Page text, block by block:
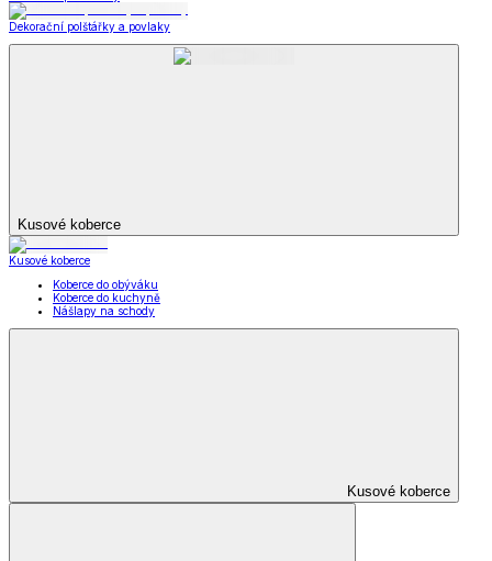
Dekorační polštářky a povlaky
Kusové koberce
Kusové koberce
Koberce do obýváku
Koberce do kuchyně
Nášlapy na schody
Kusové koberce